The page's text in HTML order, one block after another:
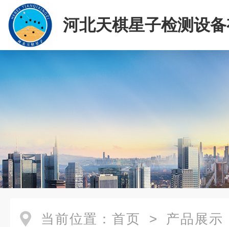
河北天棋星子检测设
司
当前位置： 首页 > 产品展示